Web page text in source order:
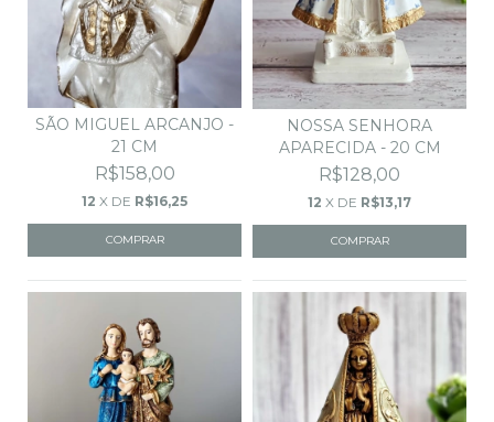
SÃO MIGUEL ARCANJO -
21 CM
R$158,00
12 X DE R$16,25
NOSSA SENHORA
APARECIDA - 20 CM
R$128,00
12 X DE R$13,17